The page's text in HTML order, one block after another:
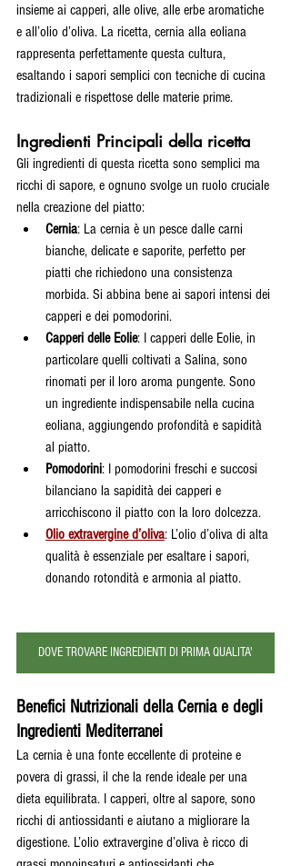
insieme ai capperi, alle olive, alle erbe aromatiche
e all’olio d’oliva. La ricetta, cernia alla eoliana
rappresenta perfettamente questa cultura,
esaltando i sapori semplici con tecniche di cucina
tradizionali e rispettose delle materie prime.
Ingredienti Principali della ricetta
Gli ingredienti di questa ricetta sono semplici ma
ricchi di sapore, e ognuno svolge un ruolo cruciale
nella creazione del piatto:
Cernia: La cernia è un pesce dalle carni
bianche, delicate e saporite, perfetto per
piatti che richiedono una consistenza
morbida. Si abbina bene ai sapori intensi dei
capperi e dei pomodorini.
Capperi delle Eolie: I capperi delle Eolie, in
particolare quelli coltivati a Salina, sono
rinomati per il loro aroma pungente. Sono
un ingrediente indispensabile nella cucina
eoliana, aggiungendo profondità e sapidità
al piatto.
Pomodorini: I pomodorini freschi e succosi
bilanciano la sapidità dei capperi e
arricchiscono il piatto con la loro dolcezza.
Olio extravergine d’oliva: L’olio d’oliva di alta
qualità è essenziale per esaltare i sapori,
donando rotondità e armonia al piatto.
DOVE TROVARE INGREDIENTI DI PRIMA QUALITA'
Benefici Nutrizionali della Cernia e degli
Ingredienti Mediterranei
La cernia è una fonte eccellente di proteine e
povera di grassi, il che la rende ideale per una
dieta equilibrata. I capperi, oltre al sapore, sono
ricchi di antiossidanti e aiutano a migliorare la
digestione. L’olio extravergine d’oliva è ricco di